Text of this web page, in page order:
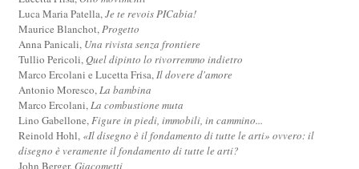
Luca Maria Patella,Je te revois PICabia!
Maurice Blanchot,Progetto
Anna Panicali, Una rivista senza frontiere
Tullio Pericoli,Quel dipinto lo rivorremmo indietro
Marco Ercolani e Lucetta Frisa,Il dovere d'amore
Antonio Moresco,La bambina
Marco Ercolani,La combustione muta
Lino Gabellone,Figure in piedi, immobili, in cammino...
Reinold Hohl, «Il disegno è il fondamento di tutte le arti» ovvero: il
disegno è veramente il fondamento di tutte le arti?
John Berger,Giacometti